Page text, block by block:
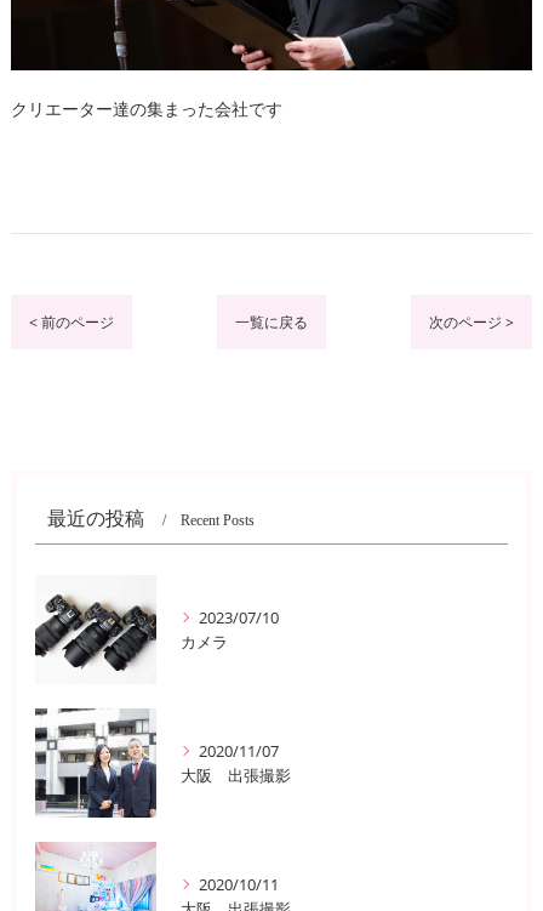
クリエーター達の集まった会社です
< 前のページ 一覧に戻る 次のページ >
最近の投稿 Recent Posts
2023/07/10
カメラ
2020/11/07
大阪 出張撮影
2020/10/11